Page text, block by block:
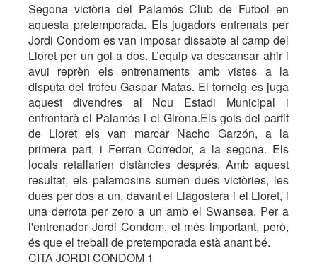
Segona victòria del Palamós Club de Futbol en
aquesta pretemporada. Els jugadors entrenats per
Jordi Condom es van imposar dissabte al camp del
Lloret per un gol a dos. L’equip va descansar ahir i
avui reprèn els entrenaments amb vistes a la
disputa del trofeu Gaspar Matas. El torneig es juga
aquest divendres al Nou Estadi Municipal i
enfrontarà el Palamós i el Girona.Els gols del partit
de Lloret els van marcar Nacho Garzón, a la
primera part, i Ferran Corredor, a la segona. Els
locals retallarien distàncies després. Amb aquest
resultat, els palamosins sumen dues victòries, les
dues per dos a un, davant el Llagostera i el Lloret, i
una derrota per zero a un amb el Swansea. Per a
l'entrenador Jordi Condom, el més important, però,
és que el treball de pretemporada està anant bé.
CITA JORDI CONDOM 1